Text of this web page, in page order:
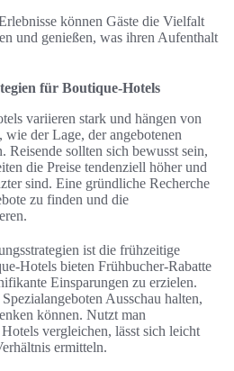
können Gäste die Vielfalt
und genießen, was ihren Aufenthalt
für Boutique-Hotels
variieren stark und hängen von
wie der Lage, der angebotenen
Reisende sollten sich bewusst sein,
die Preise tendenziell höher und
sind. Eine gründliche Recherche
zu finden und die
ist die frühzeitige
Hotels bieten Frühbucher-Rabatte
Einsparungen zu erzielen.
Ausschau halten,
können. Nutzt man
vergleichen, lässt sich leicht
ermitteln.